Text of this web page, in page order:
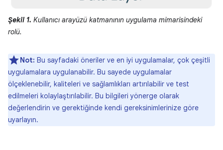
Şekil 1. Kullanıcı arayüzü katmanının uygulama mimarisindeki
rolü.
Not: Bu sayfadaki öneriler ve en iyi uygulamalar, çok çeşitli
uygulamalara uygulanabilir. Bu sayede uygulamalar
ölçeklenebilir, kaliteleri ve sağlamlıkları artırılabilir ve test
edilmeleri kolaylaştırılabilir. Bu bilgileri yönerge olarak
değerlendirin ve gerektiğinde kendi gereksinimlerinize göre
uyarlayın.